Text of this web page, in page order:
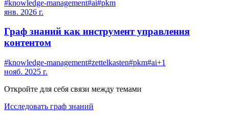
#knowledge-management#ai#pkm
янв. 2026 г.
Граф знаний как инструмент управления
контентом
#knowledge-management#zettelkasten#pkm#ai+1
нояб. 2025 г.
Откройте для себя связи между темами
Исследовать граф знаний